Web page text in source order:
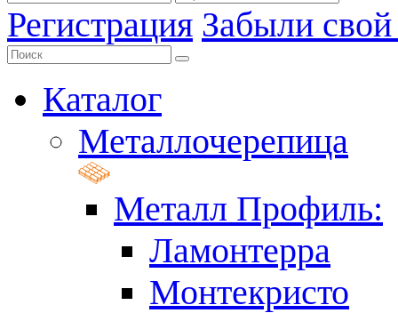
Регистрация Забыли
Каталог
Металлочерепица
Металл Профиль:
Ламонтерра
Монтекристо